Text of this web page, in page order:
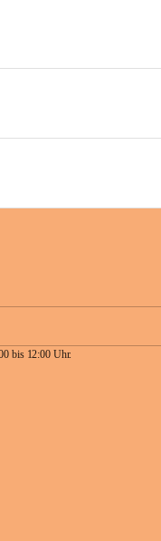
bis 12:00 Uhr.